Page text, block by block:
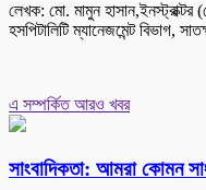
লেখক: মো. মামুন হাসান,ইনস্ট্রাক্টর
হসপিটালিটি ম্যানেজমেন্ট বিভাগ,
এ সম্পর্কিত আরও খবর
সাংবাদিকতা: আমরা কোমন